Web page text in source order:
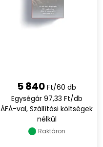
5 840 Ft/60 db
Egységár 97,33 Ft/db
ÁFÁ-val, Szállítási költségek
nélkül
Raktáron